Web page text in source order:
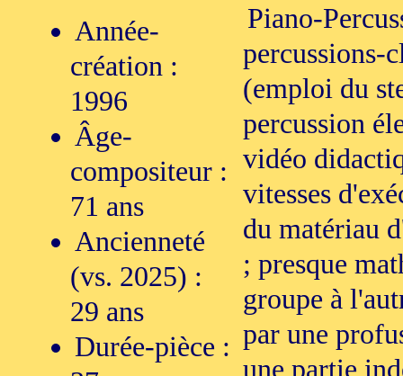
Année-
création :
1996
Âge-
compositeur :
71 ans
Ancienneté
(vs. 2025) :
29 ans
Durée-pièce :
Piano-
percussions-
(emploi du
percussion
vidéo
vitesses
du matériau
; presque
groupe à
par une
une partie